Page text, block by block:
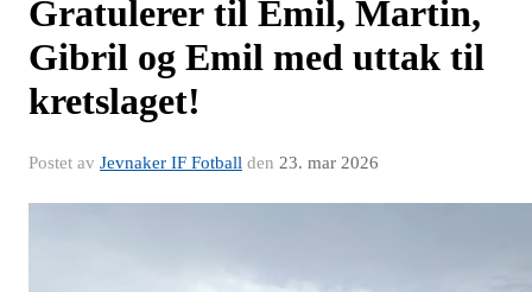
Gratulerer til Emil, Martin,
Gibril og Emil med uttak til
kretslaget!
Postet av Jevnaker IF Fotball den 23. mar 2026